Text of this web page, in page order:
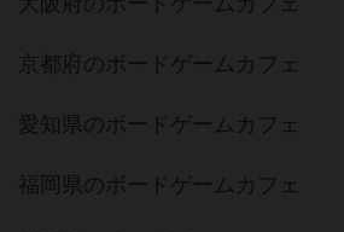
京都府のボードゲームカフェ
愛知県のボードゲームカフェ
福岡県のボードゲームカフェ